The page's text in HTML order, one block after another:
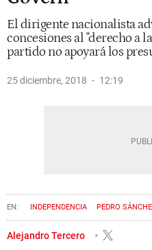
El dirigente nacionalista
concesiones al "derecho a
partido no apoyará los
25 diciembre, 2018 12:19
INDEPENDENCIA PEDRO
AUTODETERMINACIÓN QUIM TORRA
Alejandro Tercero